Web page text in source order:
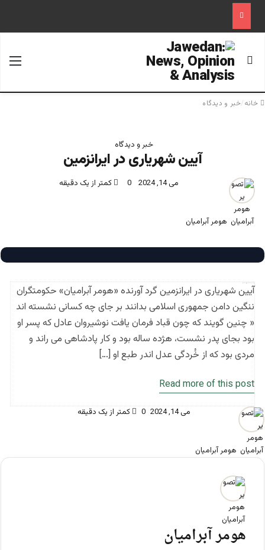
جستجو برای
خانه/خبر و دیدگاه
خبر و دیدگاه
آیین شهریاری در ایرانزمین
هومر آبرامیان
می 14, 2024 0 کمتر از یک دقیقه
آیین شهریاری در ایرانزمین گرد آورنده «هومر آبرامیان» حکومتگران
ننگین دامن جمهوری اسلامی بدانند بر جای چه کسانی نشسته اند
« چنین گویند که چون قباد فرمان یافت نوشیروان عادل که پسر او
بود بجای پدر نشست، هژده ساله بود و کار پادشاهی می راند و
مردی بود که از خُردگی عدل اندر طبع او […]
Read more of this post
هومر آبرامیان
می 14, 2024 0 کمتر از یک دقیقه
هومر آبرامیان